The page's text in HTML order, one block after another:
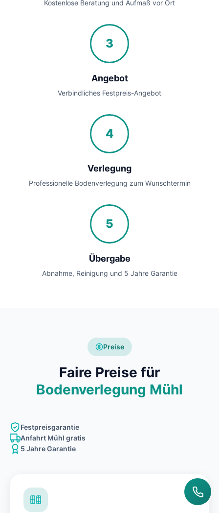
Kostenlose Beratung und Aufmaß vor Ort
3
Angebot
Verbindliches Festpreis-Angebot
4
Verlegung
Professionelle Bodenverlegung zum Wunschtermin
5
Übergabe
Abnahme, Reinigung und 5 Jahre Garantie
Preise
Faire Preise für
Bodenverlegung Mühl
Festpreisgarantie
Anfahrt Mühl gratis
5 Jahre Garantie